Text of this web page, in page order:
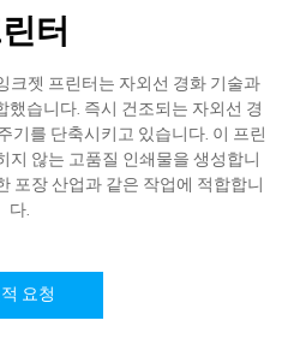
터
크젯 프린터는 자외선 경화 기술과
했습니다. 즉시 건조되는 자외선 경
기를 단축시키고 있습니다. 이 프린
지 않는 고품질 인쇄물을 생성합니
포장 산업과 같은 작업에 적합합니
다.
요청